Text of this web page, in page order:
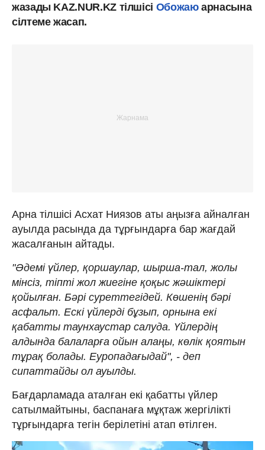
жазады KAZ.NUR.KZ тілшісі Обожаюарнасына
сілтеме жасап.
Арна тілшісі Асхат Ниязов аты аңызға айналған
ауылда расында да тұрғындарға бар жағдай
жасалғанын айтады.
"Әдемі үйлер, қоршаулар, шырша-тал, жолы
мінсіз, тіпті жол жиегіне қоқыс жәшіктері
қойылған. Бәрі суреттегідей. Көшенің бәрі
асфальт. Ескі үйлерді бұзып, орнына екі
қабатты таунхаустар салуда. Үйлердің
алдында балаларға ойын алаңы, көлік қоятын
тұрақ болады. Еуропадағыдай", - деп
сипаттайды ол ауылды.
Бағдарламада аталған екі қабатты үйлер
сатылмайтыны, баспанаға мұқтаж жергілікті
тұрғындарға тегін берілетіні атап өтілген.